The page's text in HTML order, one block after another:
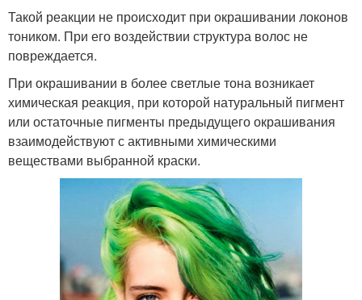
Такой реакции не происходит при окрашивании локонов
тоником. При его воздействии структура волос не
повреждается.
При окрашивании в более светлые тона возникает
химическая реакция, при которой натуральный пигмент
или остаточные пигменты предыдущего окрашивания
взаимодействуют с активными химическими
веществами выбранной краски.